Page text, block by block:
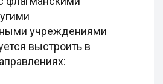
учреждениями
выстроить в